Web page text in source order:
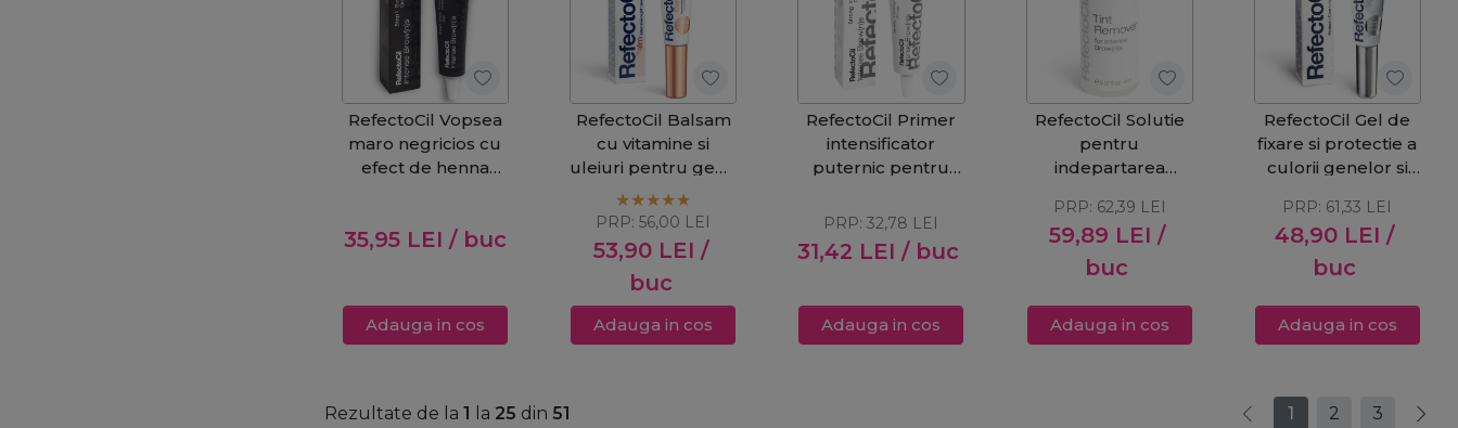
RefectoCil Vopsea
maro negricios cu
efect de henna
Intense Brow[n]s
35,95 LEI / buc
Adauga in cos
RefectoCil Balsam
cu vitamine si
uleiuri pentru gene
si sprancene Care
Balm 9ml
53,90 LEI /
buc
PRP:56,00 LEI
Adauga in cos
RefectoCil Primer
intensificator
puternic pentru
Brow[n]s
Intensifying Primer
Strong 15ml
31,42 LEI / buc
PRP:32,78 LEI
Adauga in cos
RefectoCil Solutie
pentru
indepartarea
Intense Brow[n]s
Tint Remover
150ml
59,89 LEI /
buc
PRP: 62,39 LEI
Adauga in cos
RefectoCil Gel de
fixare si protectie a
culorii genelor si
Styling Gel 9ml
48,90 LEI /
buc
PRP: 61,33 LEI
Adauga in cos
Rezultate de la 1 la 25 din 51 1 2 3